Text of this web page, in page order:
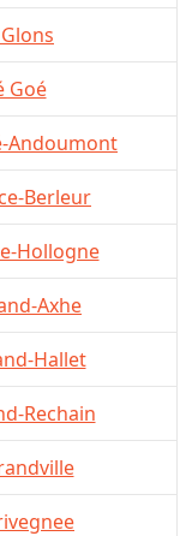
Goé
Andoumont
Berleur
Hollogne
Axhe
Hallet
Rechain